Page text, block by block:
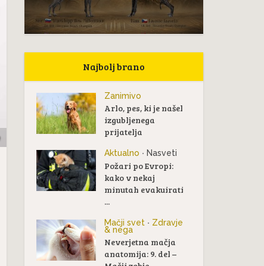
Najbolj brano
Zanimivo
Arlo, pes, ki je našel
izgubljenega
prijatelja
Aktualno • Nasveti
Požari po Evropi:
kako v nekaj
minutah evakuirati
...
Mačji svet • Zdravje
& nega
Neverjetna mačja
anatomija: 9. del –